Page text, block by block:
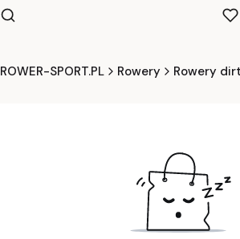
Otwórz wyszukiwarkę
Szukaj
ROWER-SPORT.PL Rowery Rowery